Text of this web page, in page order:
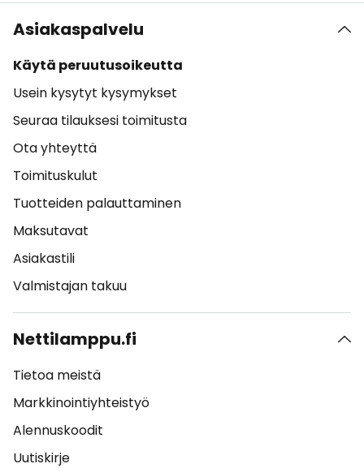
Asiakaspalvelu
Käytä peruutusoikeutta
Usein kysytyt kysymykset
Seuraa tilauksesi toimitusta
Ota yhteyttä
Toimituskulut
Tuotteiden palauttaminen
Maksutavat
Asiakastili
Valmistajan takuu
Nettilamppu.fi
Tietoa meistä
Markkinointiyhteistyö
Alennuskoodit
Uutiskirje